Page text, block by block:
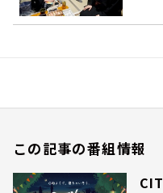
この記事の番組情報